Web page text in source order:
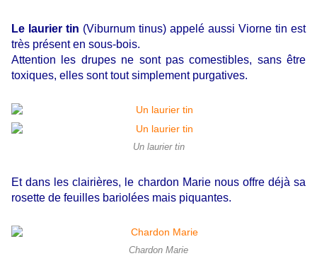
Le laurier tin (Viburnum tinus) appelé aussi Viorne tin est
très présent en sous-bois.
Attention les drupes ne sont pas comestibles, sans être
toxiques, elles sont tout simplement purgatives.
Un laurier tin
Et dans les clairières, le chardon Marie nous offre déjà sa
rosette de feuilles bariolées mais piquantes.
Chardon Marie